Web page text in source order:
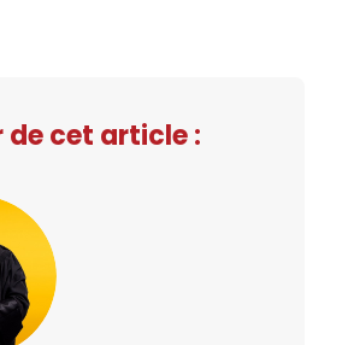
de cet article :